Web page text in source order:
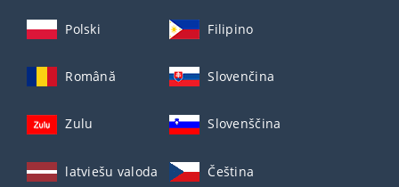
Polski Filipino
Română Slovenčina
Zulu Slovenščina
latviešu valoda Čeština